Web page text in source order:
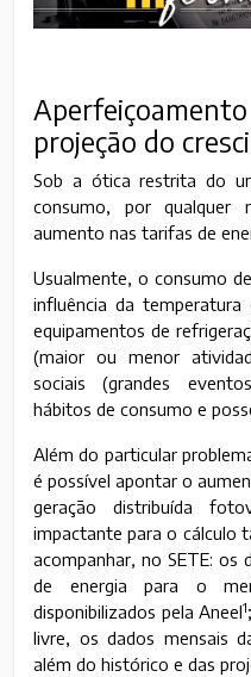
projeção do
Sob a ótica restrita do
consumo, por
aumento nas tarifas de
Usualmente, o consumo
influência da
equipamentos de
(maior ou menor
sociais (grandes
hábitos de consumo e
Além do particular
é possível apontar o
geração distribuída
impactante para o cálculo
acompanhar, no SETE: os
de energia para o
disponibilizados pela Aneel1
livre, os dados mensais
além do histórico e das